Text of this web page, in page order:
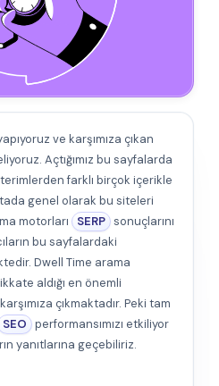
ve karşımıza çıkan
Açtığımız bu sayfalarda
terimlerden farklı birçok içerikle
genel olarak bu siteleri
motorları
SERP sonuçlarını
bu sayfalardaki
Dwell Time arama
aldığı en önemli
çıkmaktadır. Peki tam
SEO performansımızı etkiliyor
yanıtlarına geçebiliriz.